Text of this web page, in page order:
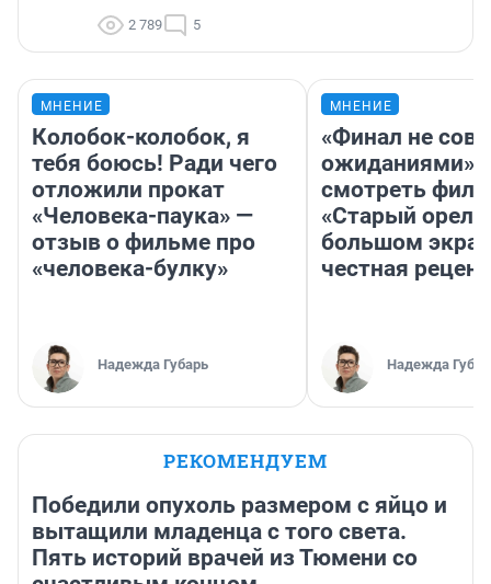
2 789 5
МНЕНИЕ
Колобок-колобок, я
тебя боюсь! Ради чего
отложили прокат
«Человека-паука» —
отзыв о фильме про
«человека-булку»
Надежда Губарь
МНЕНИЕ
«Финал не
ожиданиями»:
смотреть
«Старый орел»
большом
честная
Надежда
РЕКОМЕНДУЕМ
Победили опухоль размером с яйцо и
вытащили младенца с того света.
Пять историй врачей из Тюмени со